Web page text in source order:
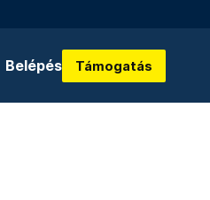
Belépés Támogatás